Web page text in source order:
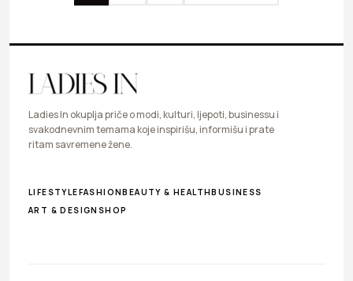
Ladies In okuplja priče o modi, kulturi, ljepoti, businessu i
svakodnevnim temama koje inspirišu, informišu i prate
ritam savremene žene.
LIFESTYLEFASHIONBEAUTY & HEALTHBUSINESS
ART & DESIGN SHOP